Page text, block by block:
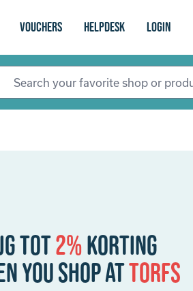
vouchers Helpdesk login
tot2%korting
you shop atTorfs